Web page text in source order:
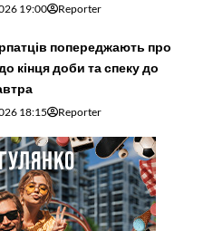
19:00 Reporter
попереджають про
кінця доби та спеку до
18:15 Reporter